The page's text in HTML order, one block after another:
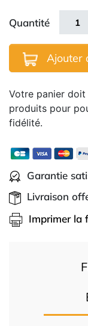
Quantité
Ajouter
Votre panier
produits pour
fidélité.
Garantie
Livraison
Imprimer la